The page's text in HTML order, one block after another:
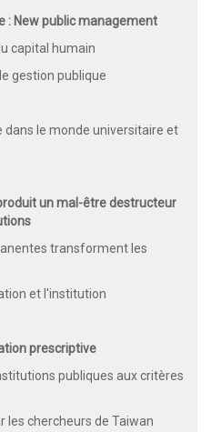
: New public management
capital humain
gestion publique
dans le monde universitaire et
un mal-être destructeur
transforment les
et l'institution
prescriptive
publiques aux critères
les chercheurs de Taiwan